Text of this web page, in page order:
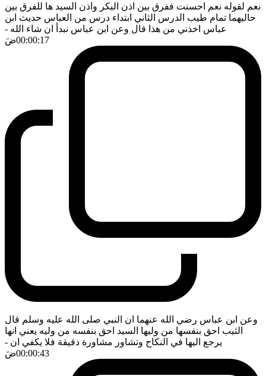
نعم لقوله نعم احسنت ففرق بين اذن البكر واذن السيد ها للفرق بين
حاليهما تمام طيب الدرس الثاني ابتداء درس من العباس حديث ابن
عباس اخذني من هذا قال وعن ابن عباس نبدأ ان شاء الله -
00:00:17ضَ
وعن ابن عباس رضي الله عنهما ان النبي صلى الله عليه وسلم قال
الثيب احق بنفسها من وليها السيد احق بنفسه من وليه يعني انها
يرجع اليها في النكاح وتشاور مشاورة دقيقة فلا يكفي ان -
00:00:43ضَ